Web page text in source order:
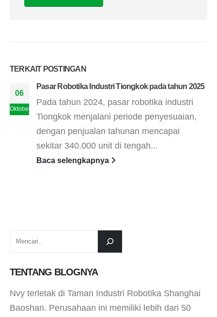
TERKAIT POSTINGAN
06
Oktober
Pasar Robotika Industri Tiongkok pada tahun 2025
Pada tahun 2024, pasar robotika industri
Tiongkok menjalani periode penyesuaian,
dengan penjualan tahunan mencapai
sekitar 340.000 unit di tengah...
Baca selengkapnya
TENTANG BLOGNYA
Nvy terletak di Taman Industri Robotika Shanghai
Baoshan. Perusahaan ini memiliki lebih dari 50